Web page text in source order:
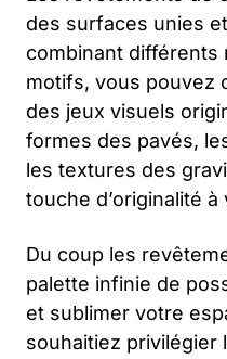
des surfaces unies
combinant différents
motifs, vous pouvez
des jeux visuels
formes des pavés,
les textures des
touche d’originalité
Du coup les
palette infinie de
et sublimer votre
souhaitiez privilégier